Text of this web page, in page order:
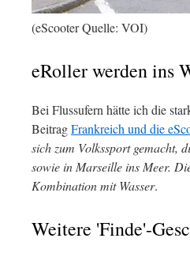
(eScooter Quelle: VOI)
eRoller werden ins
Bei Flussufern hätte ich die
BeitragFrankreich und die
sich zum Volkssport gemacht,
sowie in Marseille ins Meer.
Kombination mit Wasser.
Weitere 'Finde'-